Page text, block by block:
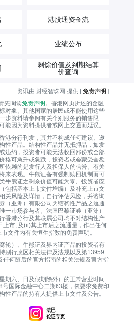
港股通资金流
业绩公布
剩馀价值及到期结算
价查询
资讯由 财经智珠网 提供 [免责声明 ]
先阅读免责声明 。香港网页所述的金融
对象。其他国家的居民或不能使用这些
步资料请参阅有关个别服务的销售限
能因为资料提供者或网上交通而延误。
港分行刊发，其并不构成任何建议、邀
性产品。结构性产品并无抵押品，如发
违约，投资者可能无法收回部份或全部
格可急升或急跌，投资者或会蒙受全盘
依赖的是发行人及担保人的信誉。有关
来表现。牛熊证备有强制赎回机制而可
牛熊证之剩余价值可能为零。投资者应
包括基本上市文件增编）及补充上市文
关风险及详情，自行评估风险，并谘询
（亚洲）有限公司为结构性产品之流通
一巿场参与者。法国巴黎证券（亚洲）
香港分行及其联属公司均不对结构性产
上市; 及(ii)其上市后之流通量，作出任何
文件内有关恒生指数的免责声明。
轮）、牛熊证及界内证产品的投资者有
别行政区相关法律及法规以及第13959
任何随后的官方指南的相关法规及官方指
期六、日及假期除外）的正常营业时间
号国际金融中心二期63楼，依要求免费印
性产品的持有人提供上市文件及公告。